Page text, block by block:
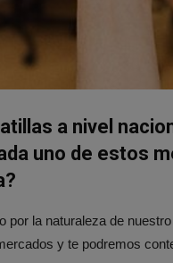
a nivel
uno de estos
por la naturaleza de
y te podremos